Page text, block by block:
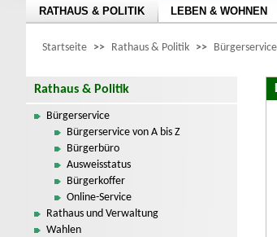
RATHAUS & POLITIK LEBEN & WOHNEN
Startseite >> Rathaus & Politik >> Bürgerservice
Rathaus & Politik
Bürgerservice
Bürgerservice von A bis Z
Bürgerbüro
Ausweisstatus
Bürgerkoffer
Online-Service
Rathaus und Verwaltung
Wahlen